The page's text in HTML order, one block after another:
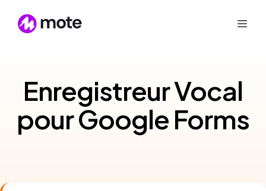
Enregistreur Vocal
pour Google Forms